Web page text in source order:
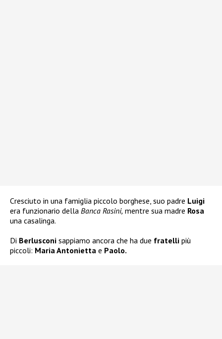
Cresciuto in una famiglia piccolo borghese, suo padre Luigi
era funzionario della Banca Rasini, mentre sua madre Rosa
una casalinga.
Di Berlusconi sappiamo ancora che ha due fratelli più
piccoli: Maria Antonietta e Paolo.